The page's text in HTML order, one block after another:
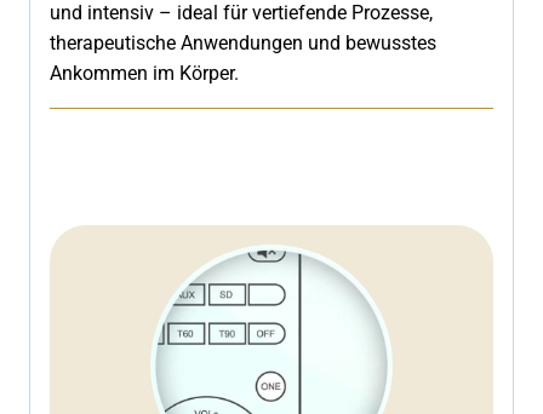
und intensiv – ideal für vertiefende Prozesse,
therapeutische Anwendungen und bewusstes
Ankommen im Körper.